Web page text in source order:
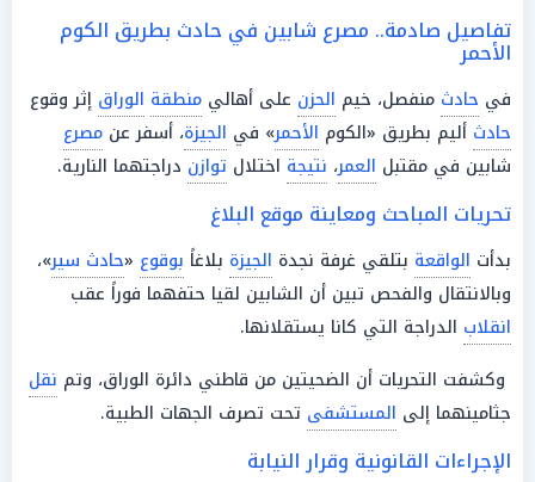
تفاصيل صادمة.. مصرع شابين في حادث بطريق الكوم
الأحمر
في حادث منفصل، خيم الحزن على أهالي منطقة الوراق إثر وقوع
حادث أليم بطريق «الكوم الأحمر» في الجيزة، أسفر عن مصرع
شابين في مقتبل العمر، نتيجة اختلال توازن دراجتهما النارية.
تحريات المباحث ومعاينة موقع البلاغ
بدأت الواقعة بتلقي غرفة نجدة الجيزة بلاغاً بوقوع «حادث سير»،
وبالانتقال والفحص تبين أن الشابين لقيا حتفهما فوراً عقب
انقلاب الدراجة التي كانا يستقلانها.
وكشفت التحريات أن الضحيتين من قاطني دائرة الوراق، وتم نقل
جثامينهما إلى المستشفى تحت تصرف الجهات الطبية.
الإجراءات القانونية وقرار النيابة